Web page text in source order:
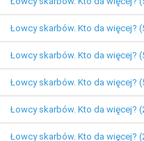
Łowcy skarbów. Kto da więcej?
Łowcy skarbów. Kto da więcej?
Łowcy skarbów. Kto da więcej?
Łowcy skarbów. Kto da więcej?
Łowcy skarbów. Kto da więcej?